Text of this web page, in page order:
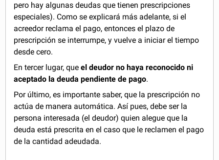
pero hay algunas deudas que tienen prescripciones
especiales). Como se explicará más adelante, si el
acreedor reclama el pago, entonces el plazo de
prescripción se interrumpe, y vuelve a iniciar el tiempo
desde cero.
En tercer lugar, queel deudor no haya reconocido ni
aceptado la deuda pendiente de pago.
Por último, es importante saber, que la prescripción no
actúa de manera automática. Así pues, debe ser la
persona interesada (el deudor) quien alegue que la
deuda está prescrita en el caso que le reclamen el pago
de la cantidad adeudada.